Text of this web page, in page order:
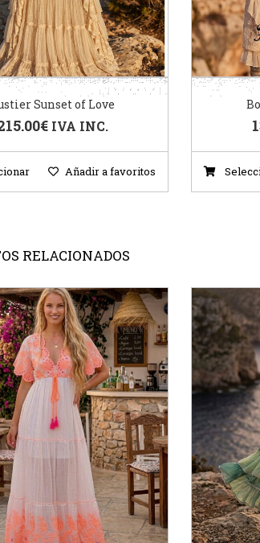
Sunset of Love
€ IVA INC.
Añadir a favoritos
RELACIONADOS